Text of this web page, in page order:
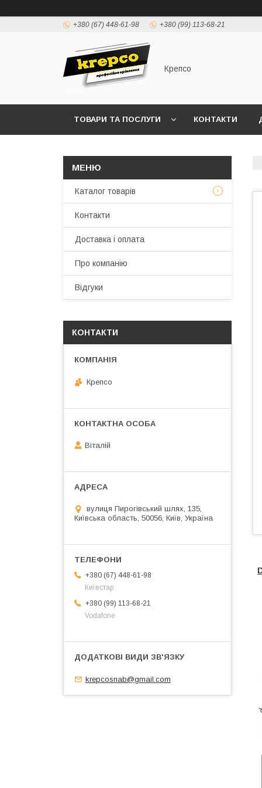
+380 (67) 448-61-98 +380 (99) 113-68-21
Крепсо
ТОВАРИ ТА ПОСЛУГИ КОНТАКТИ
Каталог товарів
Контакти
Доставка і оплата
Про компанію
Відгуки
КОНТАКТИ
Крепсо
Віталій
вулиця Пирогівський шлях, 135,
Київська область, 50056, Київ, Україна
+380 (67) 448-61-98
Київстар
+380 (99) 113-68-21
Vodafone
krepcosnab@gmail.com